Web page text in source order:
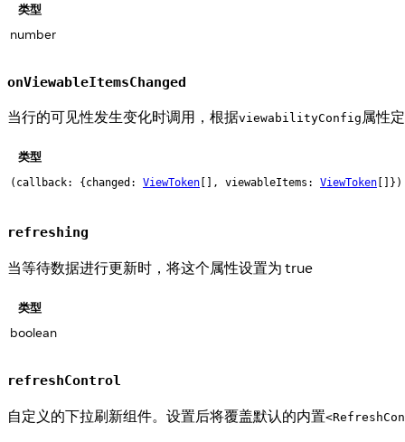
类型
number
onViewableItemsChanged
当行的可见性发生变化时调用，根据viewabilityConfig 属性
类型
(callback: {changed: ViewToken [], viewableItems: ViewToken []})
refreshing
当等待数据进行更新时，将这个属性设置为 true
类型
boolean
refreshControl
自定义的下拉刷新组件。设置后将覆盖默认的内置